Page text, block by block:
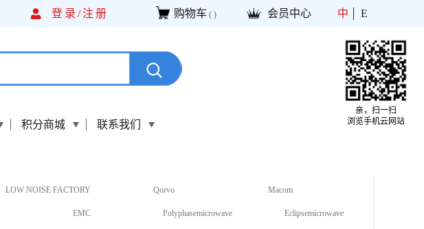
登录/注册 购物车 ( ) 会员中心 中 E
积分商城 联系我们
LOW NOISE FACTORY Qorvo Macom
EMC Polyphasemicrowave Eclipsemicrowave
亲，扫一扫
浏览手机云网站